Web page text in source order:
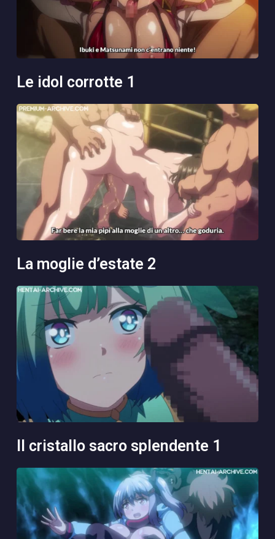
le idol corrotte 1
la moglie d’estate 2
il cristallo sacro splendente 1